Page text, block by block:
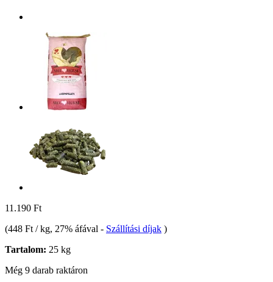
11.190 Ft
(448 Ft / kg, 27% áfával - Szállítási díjak )
Tartalom: 25 kg
Még 9 darab raktáron